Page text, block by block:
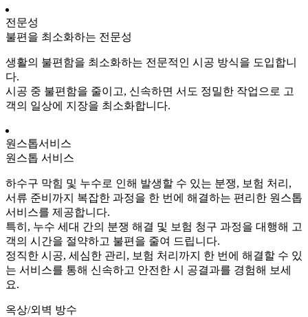
전문성
불편을 최소화하는 전문성
생활의 불편함을 최소화하는 전문적인 시공 방식을 도입합니
다.
시공 중 불편함을 줄이고, 신속하면 서도 정밀한 작업으로 고
객의 일상에 지장을 최소화합니다.
원스톱서비스
원스톱 서비스
하수구 막힘 및 누수로 인해 발생할 수 있는 분쟁, 보험 처리,
서류 준비까지 복잡한 과정을 한 번에 해결하는 편리한 원스톱
서비스를 제공합니다.
특히, 누수 세대 간의 분쟁 해결 및 보험 청구 과정을 대행해 고
객의 시간을 절약하고 불편을 줄여 드립니다.
정직한 시공, 세심한 관리, 보험 처리까지 한 번에 해결할 수 있
는 서비스를 통해 신속하고 안전한 시 공결과를 경험해 보세
요.
옥상/외벽 방수